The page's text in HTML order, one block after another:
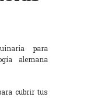
para
alemana
cubrir tus